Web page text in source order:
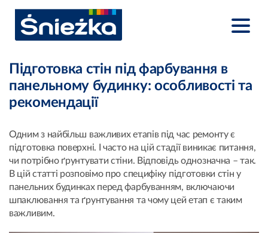
Підготовка стін під фарбування в
панельному будинку: особливості та
рекомендації
Одним з найбільш важливих етапів під час ремонту є
підготовка поверхні. І часто на цій стадії виникає питання,
чи потрібно ґрунтувати стіни. Відповідь однозначна – так.
В цій статті розповімо про специфіку підготовки стін у
панельних будинках перед фарбуванням, включаючи
шпаклювання та ґрунтування та чому цей етап є таким
важливим.